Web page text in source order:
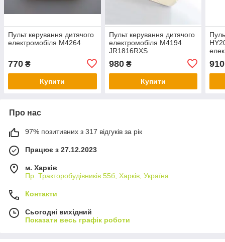
Пульт керування дитячого
електромобіля M4264
770 ₴
Купити
Пульт керування дитячого
електромобіля M4194
JR1816RXS
980₴
Купити
910
Про нас
97% позитивних з 317 відгуків за рік
Працює з 27.12.2023
м. Харків
Пр. Тракторобудiвникiв 55б, Харків, Україна
Контакти
Сьогодні вихідний
Показати весь графік роботи